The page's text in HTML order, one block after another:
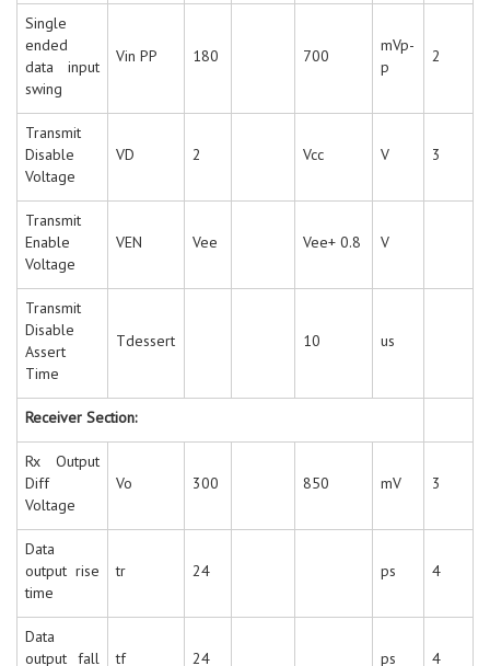
Single
ended
data input
swing
Vin PP 180 700
mVp-
p
2
Transmit
Disable
Voltage
VD 2 Vcc V 3
Transmit
Enable
Voltage
VEN Vee Vee+ 0.8 V
Transmit
Disable
Assert
Time
Tdessert 10 us
Receiver Section:
Rx Output
Diff
Voltage
Vo 300 850 mV 3
Data
output rise
time
tr 24 ps 4
Data
output fall
tf 24 ps 4